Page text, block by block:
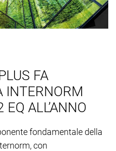
FA
INTERNORM
ALL’ANNO
fondamentale della
con